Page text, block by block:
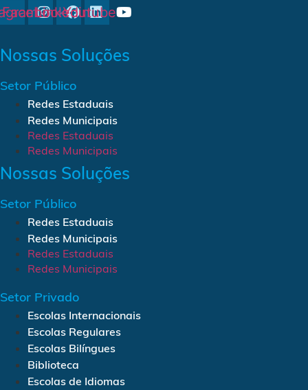
Facebook
LinkedinYoutube
Nossas Soluções
Setor Público
Redes Estaduais
Redes Municipais
Redes Estaduais
Redes Municipais
Nossas Soluções
Setor Público
Redes Estaduais
Redes Municipais
Redes Estaduais
Redes Municipais
Setor Privado
Escolas Internacionais
Escolas Regulares
Escolas Bilíngues
Biblioteca
Escolas de Idiomas